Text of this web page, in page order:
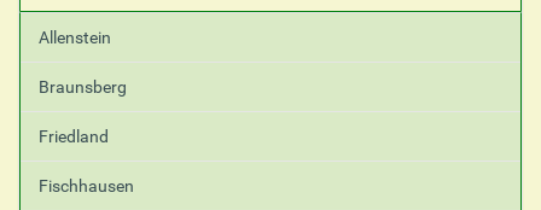
Allenstein
Braunsberg
Friedland
Fischhausen